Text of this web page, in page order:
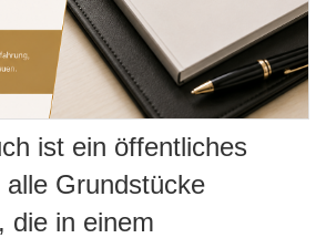
ist ein öffentliches
alle Grundstücke
die in einem